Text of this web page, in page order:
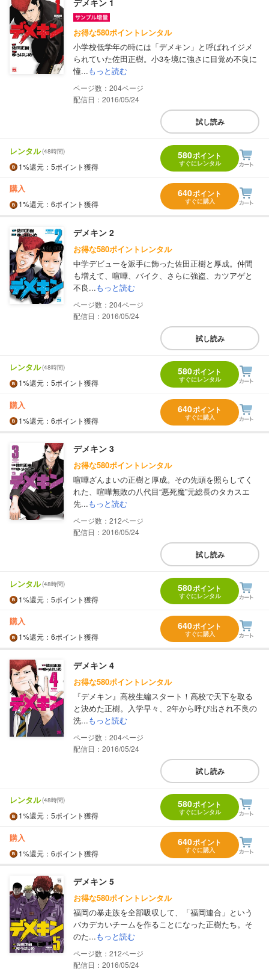
デメキン 1
お得な580ポイントレンタル
小学校低学年の時には「デメキン」と呼ばれイジメ
られていた佐田正樹。小3を境に強さに目覚め不良に
憧...もっと読む
204
配信日：2016/05/24
試し読み
レンタル(48時間)
1%還元 ：5ポイント獲得
580ポイント
すぐにレンタル
購入
1%還元 ：6ポイント獲得
640ポイント
すぐに購入
デメキン 2
お得な580ポイントレンタル
中学デビューを派手に飾った佐田正樹と厚成。仲間
も増えて、喧嘩、バイク、さらに強盗、カツアゲと
不良...もっと読む
204
配信日：2016/05/24
試し読み
レンタル(48時間)
1%還元 ：5ポイント獲得
580ポイント
すぐにレンタル
購入
1%還元 ：6ポイント獲得
640ポイント
すぐに購入
デメキン 3
お得な580ポイントレンタル
喧嘩ざんまいの正樹と厚成。その先頭を照らしてく
れた、喧嘩無敗の八代目“悪死魔”元総長のタカスエ
先...もっと読む
212
配信日：2016/05/24
試し読み
レンタル(48時間)
1%還元 ：5ポイント獲得
580ポイント
すぐにレンタル
購入
1%還元 ：6ポイント獲得
640ポイント
すぐに購入
デメキン 4
お得な580ポイントレンタル
『デメキン』高校生編スタート！高校で天下を取る
と決めた正樹。入学早々、2年から呼び出され不良の
洗...もっと読む
204
配信日：2016/05/24
試し読み
レンタル(48時間)
1%還元 ：5ポイント獲得
580ポイント
すぐにレンタル
購入
1%還元 ：6ポイント獲得
640ポイント
すぐに購入
デメキン 5
お得な580ポイントレンタル
福岡の暴走族を全部吸収して、「福岡連合」という
バカデカいチームを作ることになった正樹たち。そ
のた...もっと読む
212
配信日：2016/05/24